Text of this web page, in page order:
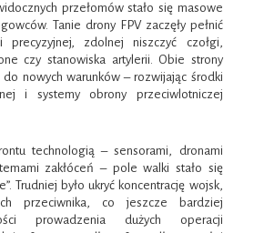
przełomów stało się masowe
Tanie drony FPV zaczęły pełnić
precyzyjnej, zdolnej niszczyć czołgi,
czy stanowiska artylerii. Obie strony
do nowych warunków – rozwijając środki
i systemy obrony przeciwlotniczej
technologią – sensorami, dronami
zakłóceń – pole walki stało się
Trudniej było ukryć koncentrację wojsk,
przeciwnika, co jeszcze bardziej
prowadzenia dużych operacji